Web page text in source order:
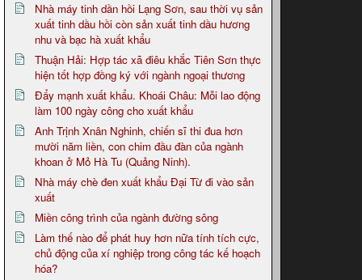
Nhà máy tinh dần hồi Lạng Sơn, sau thời vụ sản
xuất tinh dầu hồi còn sản xuất tinh dầu hương
nhu và bạc hà xuất khẩu
Thuận Hải: Hợp tác xã điêu khắc Tiên Sơn thực
hiện tốt hợp đồng ký với ngành ngoại thương
Đẩy mạnh xuất khẩu. Khoái Châu: Mỗi lao động
làm 100 ngày công cho xuất khẩu
Anh Trịnh Xnân Nghinh, chiến sĩ thi đua hơn
mười năm liền, con chim đầu đàn của ngành
khoan ở Mỏ Hà Tu (Quảng Ninh).
Nhà máy chè đen xuất khẩu Đại Từ đi vào sản
xuất
Miền công trình của ngành đường sông
Làm thế nào để phát huy hơn nữa tính tích cực,
chủ động của xí nghiệp trong công tác kế hoạch
hóa?